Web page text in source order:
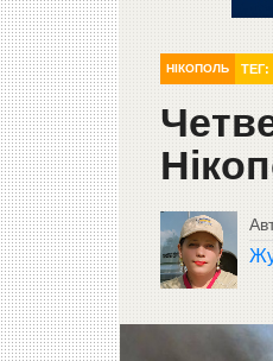
НІКОПОЛЬ ТЕГ: